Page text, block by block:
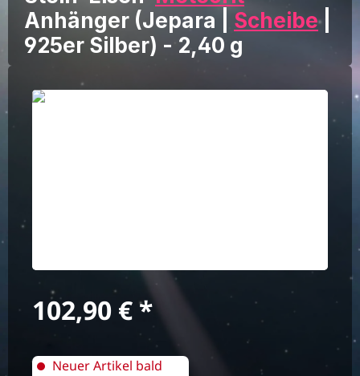
Anhänger (Jepara | Scheibe|
925er Silber) - 2,40 g
Bildergalerie überspringen
Regulärer Preis:
102,90 €
Neuer Artikel bald